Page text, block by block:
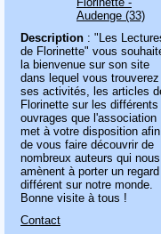
Description : "Les
de Florinette" vous
la bienvenue sur son site
dans lequel vous trouverez
ses activités, les articles
Florinette sur les différents
ouvrages que l'association
met à votre disposition afin
de vous faire découvrir de
nombreux auteurs qui nous
amènent à porter un regard
différent sur notre monde.
Bonne visite à tous !
Contact